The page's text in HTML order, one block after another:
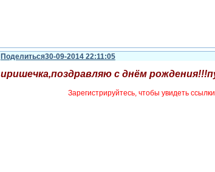
Поделиться30-09-2014 22:11:05
иришечка,поздравляю с днём
Зарегистрируйтесь, чтобы увидеть ссылки